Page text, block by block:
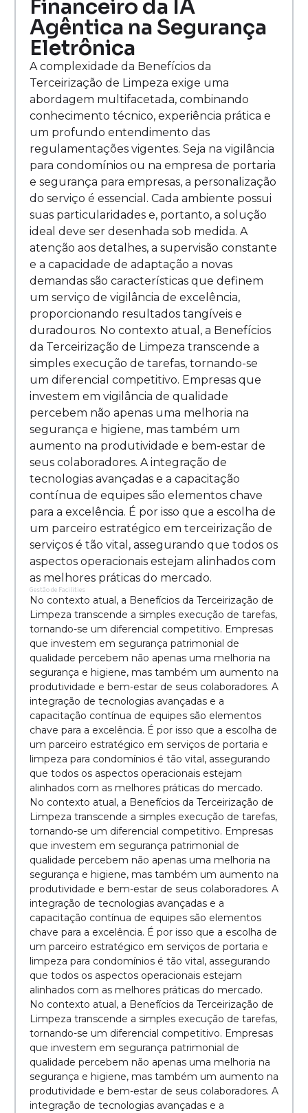
Financeiro da IA
Agêntica na Segurança
Eletrônica
A complexidade da Benefícios da
Terceirização de Limpeza exige uma
abordagem multifacetada, combinando
conhecimento técnico, experiência prática e
um profundo entendimento das
regulamentações vigentes. Seja na vigilância
para condomínios ou na empresa de portaria
e segurança para empresas, a personalização
do serviço é essencial. Cada ambiente possui
suas particularidades e, portanto, a solução
ideal deve ser desenhada sob medida. A
atenção aos detalhes, a supervisão constante
e a capacidade de adaptação a novas
demandas são características que definem
um serviço de vigilância de excelência,
proporcionando resultados tangíveis e
duradouros. No contexto atual, a Benefícios
da Terceirização de Limpeza transcende a
simples execução de tarefas, tornando-se
um diferencial competitivo. Empresas que
investem em vigilância de qualidade
percebem não apenas uma melhoria na
segurança e higiene, mas também um
aumento na produtividade e bem-estar de
seus colaboradores. A integração de
tecnologias avançadas e a capacitação
contínua de equipes são elementos chave
para a excelência. É por isso que a escolha de
um parceiro estratégico em terceirização de
serviços é tão vital, assegurando que todos os
aspectos operacionais estejam alinhados com
as melhores práticas do mercado.
Gestão de Facilities
No contexto atual, a Benefícios da Terceirização de
Limpeza transcende a simples execução de tarefas,
tornando-se um diferencial competitivo. Empresas
que investem em segurança patrimonial de
qualidade percebem não apenas uma melhoria na
segurança e higiene, mas também um aumento na
produtividade e bem-estar de seus colaboradores. A
integração de tecnologias avançadas e a
capacitação contínua de equipes são elementos
chave para a excelência. É por isso que a escolha de
um parceiro estratégico em serviços de portaria e
limpeza para condomínios é tão vital, assegurando
que todos os aspectos operacionais estejam
alinhados com as melhores práticas do mercado.
No contexto atual, a Benefícios da Terceirização de
Limpeza transcende a simples execução de tarefas,
tornando-se um diferencial competitivo. Empresas
que investem em segurança patrimonial de
qualidade percebem não apenas uma melhoria na
segurança e higiene, mas também um aumento na
produtividade e bem-estar de seus colaboradores. A
integração de tecnologias avançadas e a
capacitação contínua de equipes são elementos
chave para a excelência. É por isso que a escolha de
um parceiro estratégico em serviços de portaria e
limpeza para condomínios é tão vital, assegurando
que todos os aspectos operacionais estejam
alinhados com as melhores práticas do mercado.
No contexto atual, a Benefícios da Terceirização de
Limpeza transcende a simples execução de tarefas,
tornando-se um diferencial competitivo. Empresas
que investem em segurança patrimonial de
qualidade percebem não apenas uma melhoria na
segurança e higiene, mas também um aumento na
produtividade e bem-estar de seus colaboradores. A
integração de tecnologias avançadas e a